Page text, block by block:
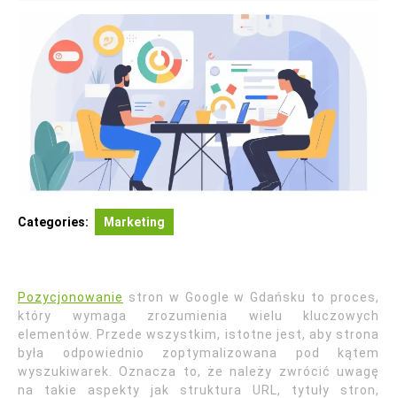
Categories: Marketing
Pozycjonowanie stron w Google w Gdańsku to proces,
który wymaga zrozumienia wielu kluczowych
elementów. Przede wszystkim, istotne jest, aby strona
była odpowiednio zoptymalizowana pod kątem
wyszukiwarek. Oznacza to, że należy zwrócić uwagę
na takie aspekty jak struktura URL, tytuły stron,